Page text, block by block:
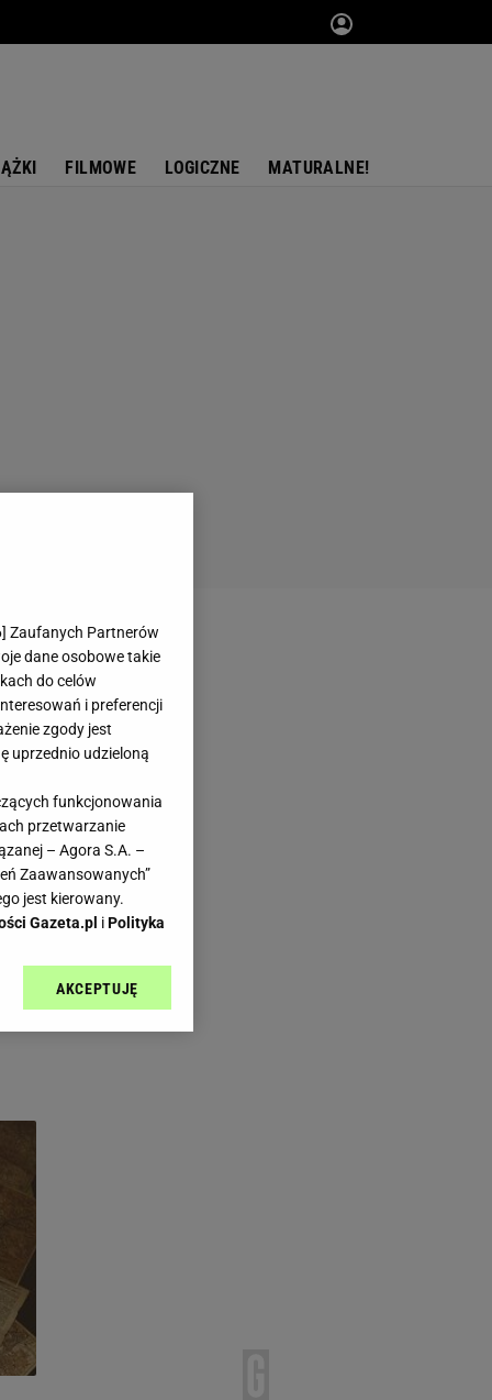
FILMOWE LOGICZNE MATURALNE!
] Zaufanych Partnerów
dane osobowe takie
do celów
i preferencji
zgody jest
uprzednio udzieloną
funkcjonowania
przetwarzanie
– Agora S.A. –
Zaawansowanych”
jest kierowany.
Gazeta.pl iPolityka
sp. z o.o., jej
AKCEPTUJĘ